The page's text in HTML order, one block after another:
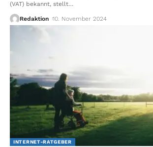
(VAT) bekannt, stellt…
Redaktion 10. November 2024
INTERNET-RATGEBER